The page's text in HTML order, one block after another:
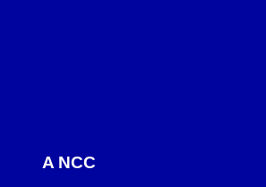
A NCC